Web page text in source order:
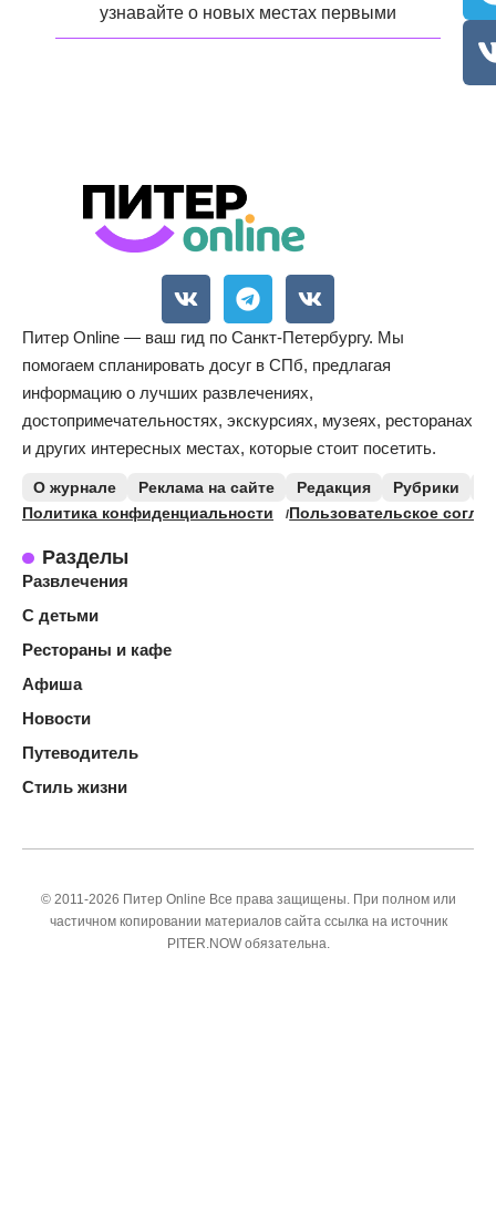
узнавайте о новых местах первыми
Питер Online — ваш гид по Санкт-Петербургу. Мы
помогаем спланировать досуг в СПб, предлагая
информацию о лучших развлечениях,
достопримечательностях, экскурсиях, музеях, ресторанах
и других интересных местах, которые стоит посетить.
О журнале Реклама на сайте Редакция Рубрики
Политика конфиденциальности
Пользовательское
Разделы
Развлечения
С детьми
Рестораны и кафе
Афиша
Новости
Путеводитель
Стиль жизни
© 2011-2026 Питер Online Все права защищены. При полном или
частичном копировании материалов сайта ссылка на источник
PITER.NOW обязательна.